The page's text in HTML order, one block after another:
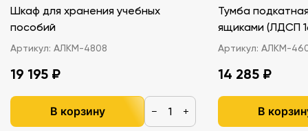
Шкаф для хранения учебных
пособий
Артикул: АЛКМ-4808
19 195 ₽
В корзину − +
Тумба
ящиками
Артикул: АЛКМ-
14 285 ₽
В